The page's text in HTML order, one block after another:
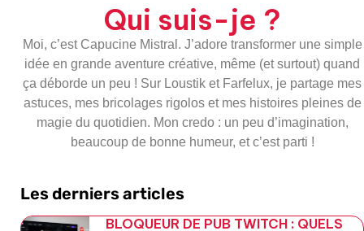
-
f u
-
g
Qui suis-je ?
Moi, c’est Capucine Mistral. J’adore transformer une simple
idée en grande aventure créative, même (et surtout) quand
ça déborde un peu ! Sur Loustik et Farfelux, je partage mes
astuces, mes bricolages rigolos et mes histoires pleines de
magie du quotidien. Mon credo : un peu d’imagination,
beaucoup de bonne humeur, et c’est parti !
Les derniers articles
BLOQUEUR DE PUB TWITCH : QUELS